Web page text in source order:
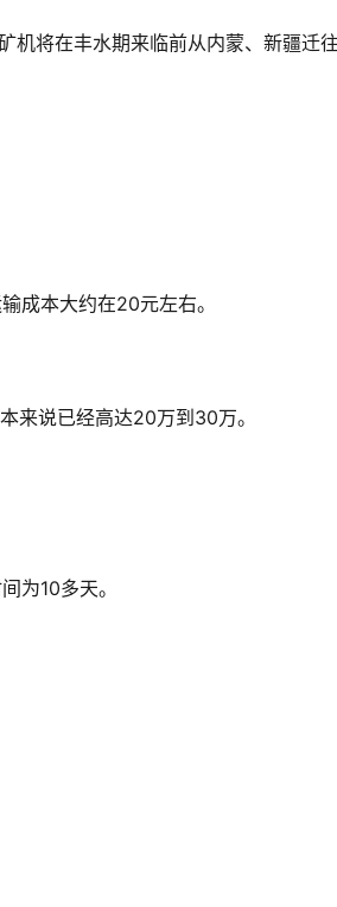
机将在丰水期来临前从内蒙、新疆迁
成本大约在20元左右。
来说已经高达20万到30万。
为10多天。